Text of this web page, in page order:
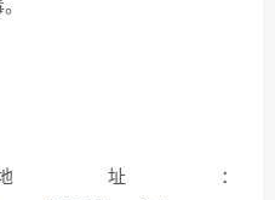
址：